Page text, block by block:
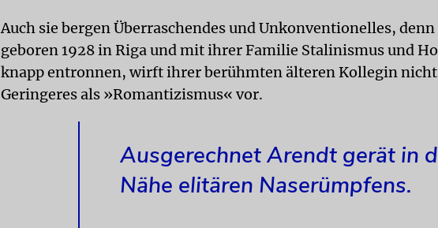
Auch sie bergen Überraschendes und Unkonventionelles,
geboren 1928 in Riga und mit ihrer Familie Stalinismus und
knapp entronnen, wirft ihrer berühmten älteren Kollegin
Geringeres als »Romantizismus« vor.
Ausgerechnet Arendt gerät in
Nähe elitären Naserümpfens.